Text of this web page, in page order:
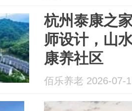
杭州泰康之
师设计，山
康养社区
佰乐养老 2026-07-